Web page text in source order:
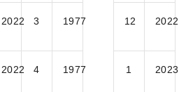
2022 3 1977 12 2022
2022 4 1977 1 2023